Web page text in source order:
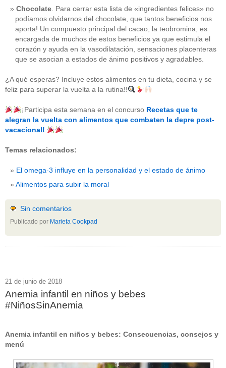
CATEGORÍAS
acido-folico (4)
alergias(3)
alimentos(22)
alimentos-perjudiaciales (17)
antioxidantes (6)
beneficios-salud(53)
calcio
corazon(1)
dietas(10)
embarazo
nutricion(3)
obesidad(12)
Sin categoría(438)
vitaminas(10)
RSS - Entradas
ADMINISTRAR
Chocolate. Para cerrar esta lista de «ingredientes felices» no
podíamos olvidarnos del chocolate, que tantos beneficios nos
aporta! Un compuesto principal del cacao, la teobromina, es
encargada de muchos de estos beneficios ya que estimula el
corazón y ayuda en la vasodilatación, sensaciones placenteras
que se asocian a estados de ánimo positivos y agradables.
¿A qué esperas? Incluye estos alimentos en tu dieta, cocina y se
feliz para superar la vuelta a la rutina!!
¡Participa esta semana en el concurso Recetas que te
alegran la vuelta con alimentos que combaten la depre post-
vacacional!
Temas relacionados:
El omega-3 influye en la personalidad y el estado de ánimo
Alimentos para subir la moral
Sin comentarios
Publicado por Marieta Cookpad
21 de junio de 2018
Anemia infantil en niños y bebes
#NiñosSinAnemia
Anemia infantil en niños y bebes: Consecuencias, consejos y
menú